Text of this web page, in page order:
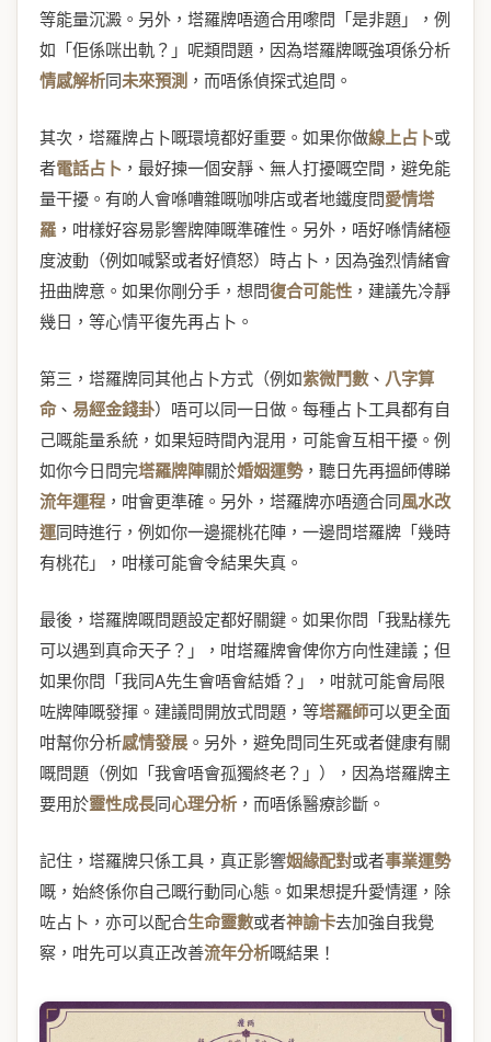
等能量沉澱。另外，塔羅牌唔適合用嚟問「是非題」，例
如「佢係咪出軌？」呢類問題，因為塔羅牌嘅強項係分析
情感解析同未來預測 ，而唔係偵探式追問。
其次，塔羅牌占卜嘅環境都好重要。如果你做線上占卜或
者電話占卜 ，最好揀一個安靜、無人打擾嘅空間，避免能
量干擾。有啲人會喺嘈雜嘅咖啡店或者地鐵度問愛情塔
羅 ，咁樣好容易影響牌陣嘅準確性。另外，唔好喺情緒極
度波動（例如喊緊或者好憤怒）時占卜，因為強烈情緒會
扭曲牌意。如果你剛分手，想問復合可能性 ，建議先冷靜
幾日，等心情平復先再占卜。
第三，塔羅牌同其他占卜方式（例如紫微鬥數、 八字算
命、 易經金錢卦）唔可以同一日做。每種占卜工具都有自
己嘅能量系統，如果短時間內混用，可能會互相干擾。例
如你今日問完塔羅牌陣關於婚姻運勢，聽日先再搵師傅睇
流年運程 ，咁會更準確。另外，塔羅牌亦唔適合同風水改
運同時進行，例如你一邊擺桃花陣，一邊問塔羅牌「幾時
有桃花」，咁樣可能會令結果失真。
最後，塔羅牌嘅問題設定都好關鍵。如果你問「我點樣先
可以遇到真命天子？」，咁塔羅牌會俾你方向性建議；但
如果你問「我同A先生會唔會結婚？」，咁就可能會局限
咗牌陣嘅發揮。建議問開放式問題，等塔羅師可以更全面
咁幫你分析感情發展 。另外，避免問同生死或者健康有關
嘅問題（例如「我會唔會孤獨終老？」），因為塔羅牌主
要用於靈性成長同心理分析 ，而唔係醫療診斷。
記住，塔羅牌只係工具，真正影響姻緣配對或者事業運勢
嘅，始終係你自己嘅行動同心態。如果想提升愛情運，除
咗占卜，亦可以配合生命靈數或者神諭卡去加強自我覺
察，咁先可以真正改善流年分析嘅結果！